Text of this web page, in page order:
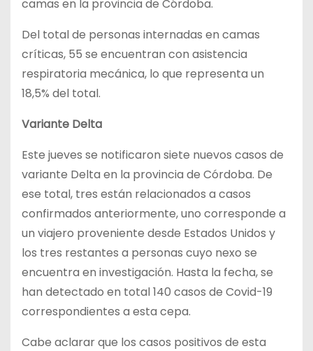
camas en la provincia de Córdoba.
Del total de personas internadas en camas
críticas, 55 se encuentran con asistencia
respiratoria mecánica, lo que representa un
18,5% del total.
Variante Delta
Este jueves se notificaron siete nuevos casos de
variante Delta en la provincia de Córdoba. De
ese total, tres están relacionados a casos
confirmados anteriormente, uno corresponde a
un viajero proveniente desde Estados Unidos y
los tres restantes a personas cuyo nexo se
encuentra en investigación. Hasta la fecha, se
han detectado en total 140 casos de Covid-19
correspondientes a esta cepa.
Cabe aclarar que los casos positivos de esta